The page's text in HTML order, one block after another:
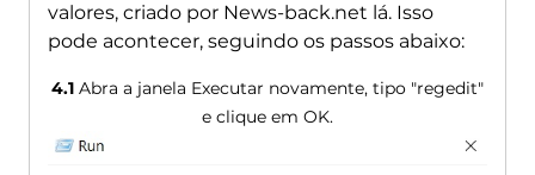
valores, criado por News-back.net lá. Isso
pode acontecer, seguindo os passos abaixo:
4.1Abra a janela Executar novamente, tipo "regedit"
e clique em OK.